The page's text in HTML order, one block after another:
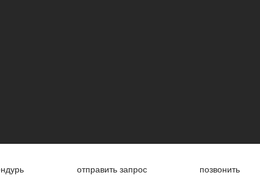
отправить запрос позвонить